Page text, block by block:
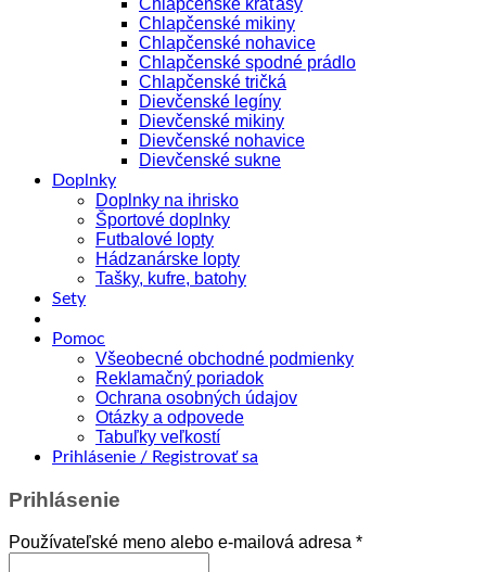
Chlapčenské kraťasy
Chlapčenské mikiny
Chlapčenské nohavice
Chlapčenské spodné prádlo
Chlapčenské tričká
Dievčenské legíny
Dievčenské mikiny
Dievčenské nohavice
Dievčenské sukne
Doplnky
Doplnky na ihrisko
Športové doplnky
Futbalové lopty
Hádzanárske lopty
Tašky, kufre, batohy
Sety
Pomoc
Všeobecné obchodné podmienky
Reklamačný poriadok
Ochrana osobných údajov
Otázky a odpovede
Tabuľky veľkostí
Prihlásenie / Registrovať sa
Prihlásenie
Používateľské meno alebo e-mailová adresa *Povinné